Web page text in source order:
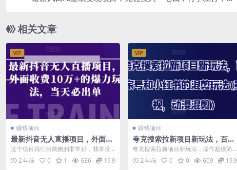
相关文章
VIP
赚钱项目
最新抖音无人直播项目，外面收
费10w+的爆力玩法，当天必出
单
这个项目我们目前跑的非常好，我本没
打算这么早分享出来，因为群里的小伙
伴知道我已经...
2 年前 0 1 636 19.9
VIP
赚钱项目
夸克搜索拉新项目新玩法，百家
号和小红书的混剪玩法(影视，
动漫混剪)
夸克搜索拉新项目新玩法，操作超级简
单，高回报，新项目，冲量期 资源下载
地址2 年前 0 0 609 19.9